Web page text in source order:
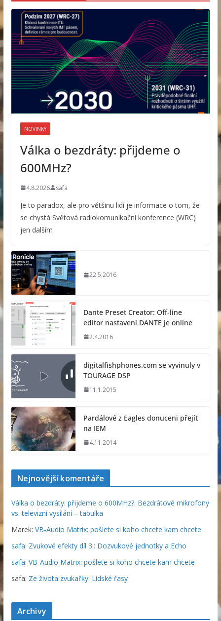
NOVINKY
Válka o bezdráty: přijdeme o
600MHz?
4.8.2026 safa
Je to paradox, ale pro většinu lidí je informace o tom, že
se chystá Světová radiokomunikační konference (WRC)
jen dalším
22.5.2016
Dante Preset Creator: Off-line
editor nastavení DANTE je online
2.4.2016
digitalfishphones.com se vyvinuly v
TOURAGE DSP
11.1.2015
Pardálové z Eagles donuceni přejít
na IEM
4.11.2014
Nejnovější komentáře
Válka o bezdráty: přijdeme o 600MHz?: Bezdrátové mikrofony
vs. televizní vysílání – tabulka
Marek: VB-Audio Matrix: pošlete si koho chcete kam chcete
safa: Zvukové efekty díl 3.: Dozvukové jednotky a Echo
safa: VB-Audio Matrix: pošlete si koho chcete kam chcete
safa: Ze života zvukařky: Lidské řasy
Archivy